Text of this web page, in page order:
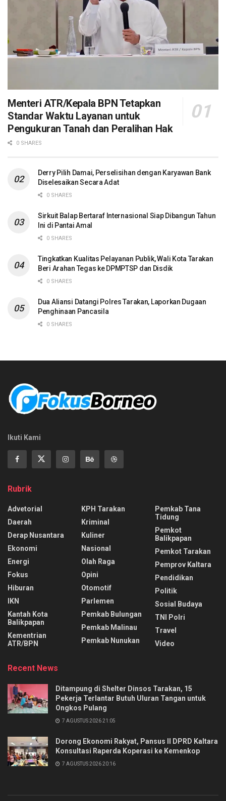
Menteri ATR/Kepala BPN Tetapkan
Standar Waktu Layanan untuk
Pengukuran Tanah dan Peralihan Hak
0 SHARES
Derry Pilih Damai, Perselisihan dengan Karyawan Bank
Diselesaikan Secara Adat
0 SHARES
Sirkuit Balap Bertaraf Internasional Siap Dibangun Tahun
Ini di Pantai Amal
0 SHARES
Tingkatkan Kualitas Pelayanan Publik, Wali Kota Tarakan
Beri Arahan Tegas ke DPMPTSP dan Disdik
0 SHARES
Dua Aliansi Datangi Polres Tarakan, Laporkan Dugaan
Penghinaan Pancasila
0 SHARES
Ikuti Kami
Rubrik
Advetorial
Daerah
Derap Nusantara
Ekonomi
Energi
Fokus
Hiburan
IKN
Kantah Kota
Balikpapan
Kementrian
ATR/BPN
KPH Tarakan
Kriminal
Kuliner
Nasional
Olah Raga
Opini
Otomotif
Parlemen
Pemkab Bulungan
Pemkab Malinau
Pemkab Nunukan
Pemkab Tana
Tidung
Pemkot
Balikpapan
Pemkot Tarakan
Pemprov Kaltara
Pendidikan
Politik
Sosial Budaya
TNI Polri
Travel
Video
Recent News
Ditampung di Shelter Dinsos Tarakan, 15
Pekerja Terlantar Butuh Uluran Tangan untuk
Ongkos Pulang
7 AGUSTUS 2026 21:05
Dorong Ekonomi Rakyat, Pansus II DPRD Kaltara
Konsultasi Raperda Koperasi ke Kemenkop
7 AGUSTUS 2026 20:16